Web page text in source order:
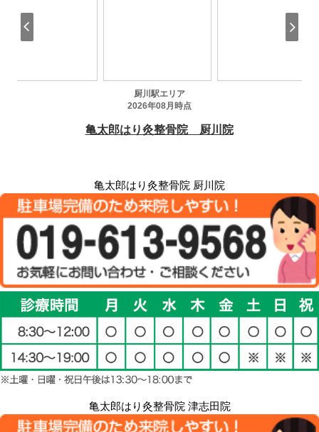
亀太郎はり灸整骨院 厨川院
亀太郎はり灸整骨院 津志田院